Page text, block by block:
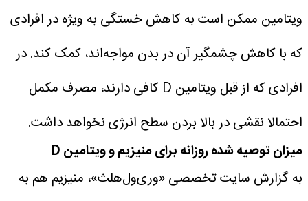
ویتامین ممکن است به کاهش خستگی به ویژه در افرادی
که با کاهش چشمگیر آن در بدن مواجه‌اند، کمک کند.در
افرادی که از قبل ویتامین D کافی دارند، مصرف مکمل
احتمالا نقشی در بالا بردن سطح انرژی نخواهد داشت.
میزان توصیه شده روزانه برای منیزیم و ویتامین D
به گزارش سایت تخصصی «وری‌ول‌هلث»، منیزیم هم به